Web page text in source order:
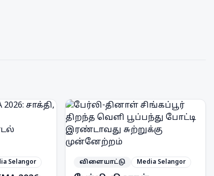
Selangor விளையாட்டு Media Selangor